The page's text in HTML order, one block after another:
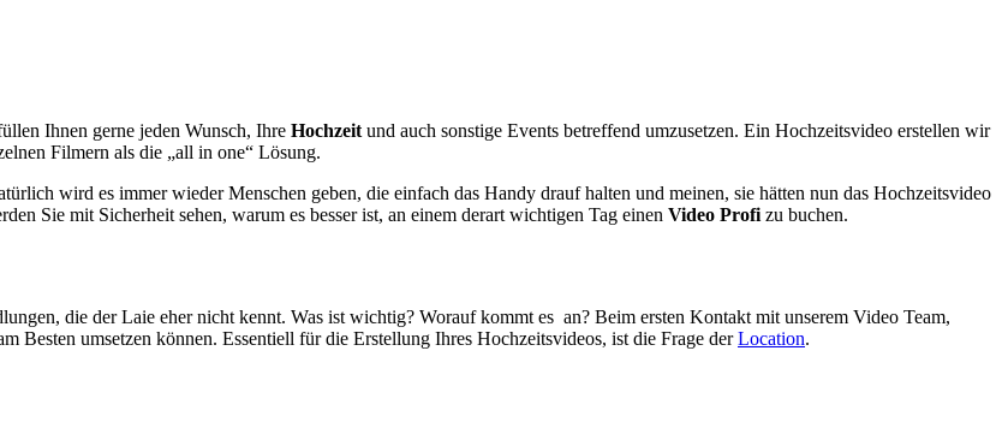
Ihnen gerne jeden Wunsch, Ihre Hochzeit und auch sonstige Events betreffend umzusetzen. Ein Hochzeitsvideo erstellen wir
Filmern als die „all in one“ Lösung.
wird es immer wieder Menschen geben, die einfach das Handy drauf halten und meinen, sie hätten nun das Hochzeitsvideo
Sie mit Sicherheit sehen, warum es besser ist, an einem derart wichtigen Tag einen Video Profi zu buchen.
die der Laie eher nicht kennt. Was ist wichtig? Worauf kommt es an? Beim ersten Kontakt mit unserem Video Team,
umsetzen können. Essentiell für die Erstellung Ihres Hochzeitsvideos, ist die Frage derLocation.